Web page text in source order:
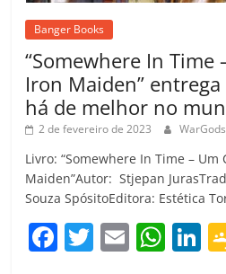
Banger Books
“Somewhere In Time
Iron Maiden”
há de melhor no
2 de fevereiro de 2023
Livro: “Somewhere In Time – Um
Maiden”Autor: Stjepan
Souza SpósitoEditora: Estética
F T E W Li